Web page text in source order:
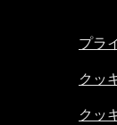
プラ
クッ
クッ